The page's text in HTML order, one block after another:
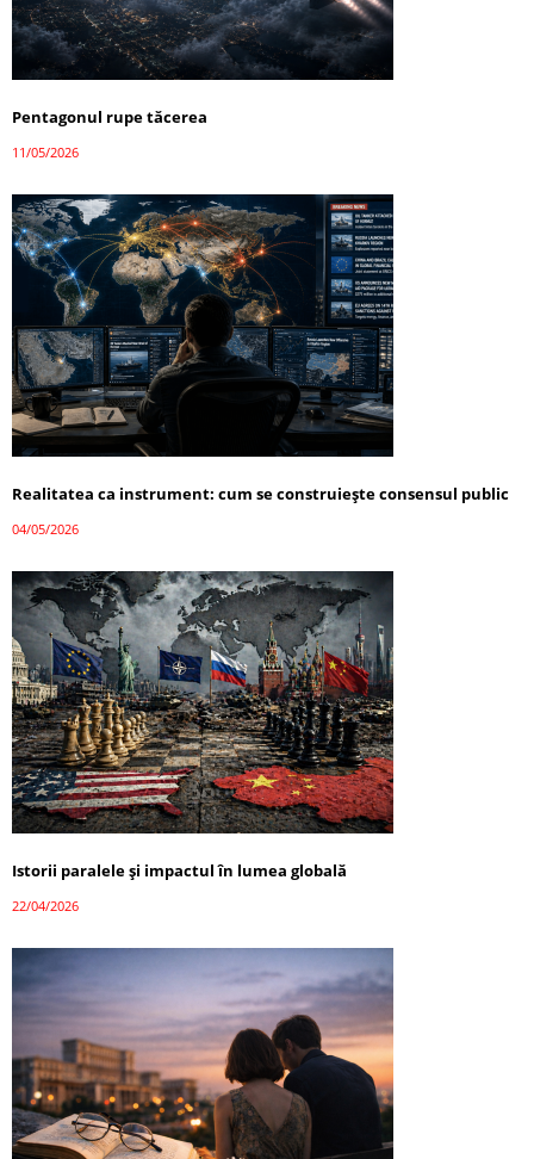
Pentagonul rupe tăcerea
11/05/2026
Realitatea ca instrument: cum se construiește consensul public
04/05/2026
Istorii paralele și impactul în lumea globală
22/04/2026